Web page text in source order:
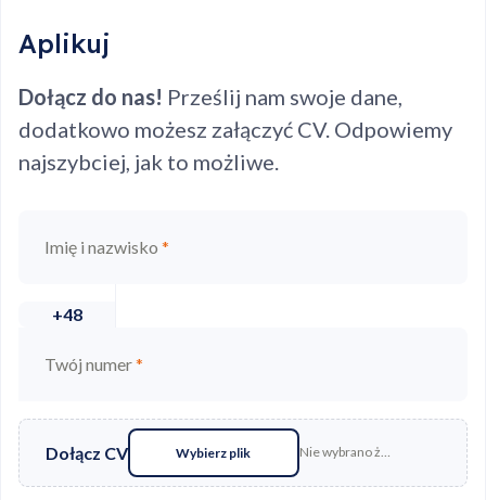
Aplikuj
Dołącz do nas! Prześlij nam swoje dane,
dodatkowo możesz załączyć CV. Odpowiemy
najszybciej, jak to możliwe.
Imię i nazwisko *
+48
Twój numer*
Dołącz CV Wybierz plik Nie wybrano żadnego pliku